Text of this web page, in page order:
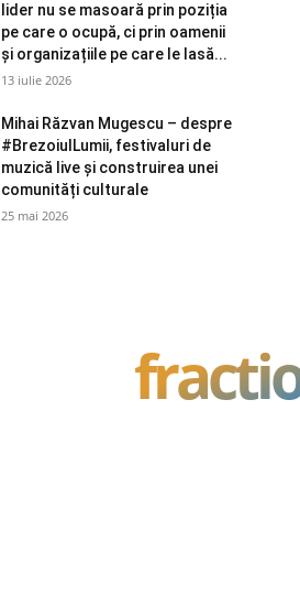
lider nu se masoară prin poziția
pe care o ocupă, ci prin oamenii
și organizațiile pe care le lasă...
13 iulie 2026
Mihai Răzvan Mugescu – despre
#BrezoiulLumii, festivaluri de
muzică live și construirea unei
comunități culturale
25 mai 2026